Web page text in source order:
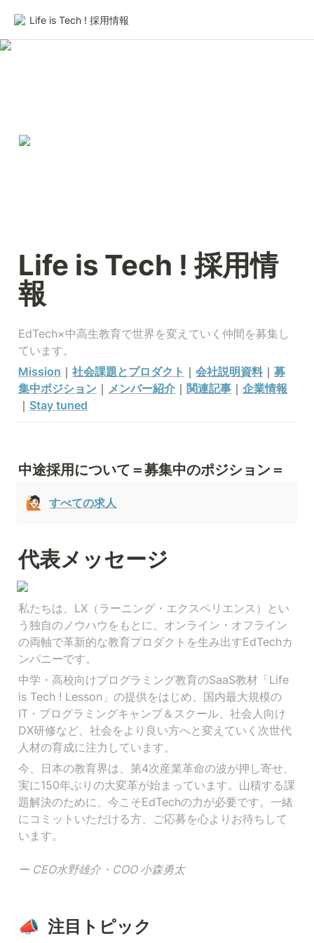
Life is Tech ! 採用情報
Life is Tech ! 採用情
報
EdTech×中高生教育で世界を変えていく仲間を募集し
ています。
Mission ｜ 社会課題とプロダクト ｜ 会社説明資料｜ 募
集中ポジション ｜ メンバー紹介 ｜ 関連記事 ｜ 企業情報
｜ Stay tuned
中途採用について＝募集中のポジション＝
🙋🏻
すべての求人
代表メッセージ
私たちは、LX（ラーニング・エクスペリエンス）とい
う独自のノウハウをもとに、オンライン・オフライン
の両軸で革新的な教育プロダクトを生み出すEdTechカ
ンパニーです。
中学・高校向けプログラミング教育のSaaS教材「Life
is Tech ! Lesson」の提供をはじめ、国内最大規模の
IT・プログラミングキャンプ＆スクール、社会人向け
DX研修など、社会をより良い方へと変えていく次世代
人材の育成に注力しています。
今、日本の教育界は、第4次産業革命の波が押し寄せ、
実に150年ぶりの大変革が始まっています。山積する課
題解決のために、今こそEdTechの力が必要です。一緒
にコミットいただける方、ご応募を心よりお待ちして
います。
ー CEO水野雄介・COO 小森勇太
📣  注目トピック